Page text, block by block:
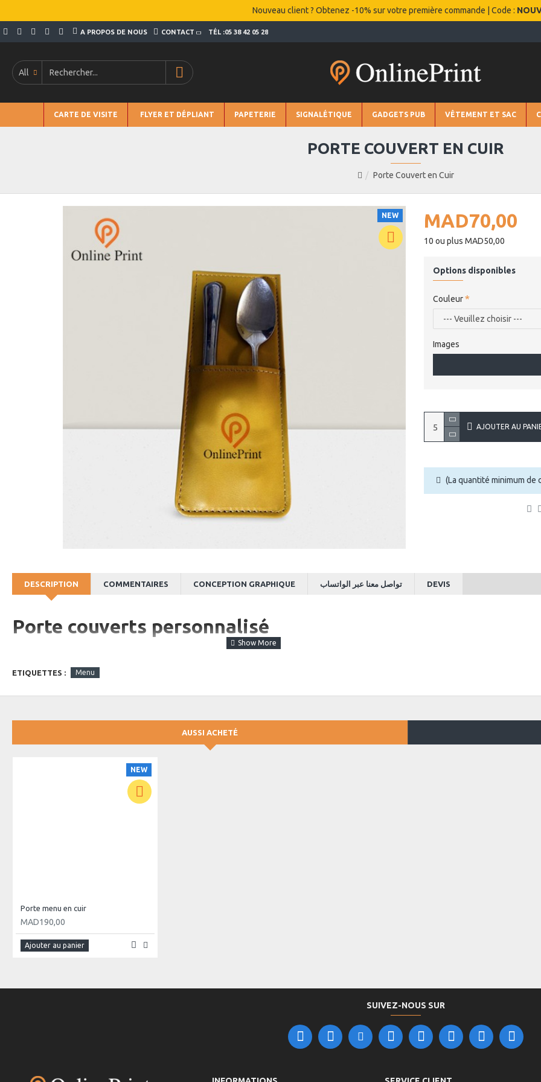
Nouveau client ? Obtenez -10% sur votre première commande | Code :
A PROPOS DE NOUS CONTACT TÉL :05 38 42 05 28
All
CARTE DE VISITE FLYER ET DÉPLIANT PAPETERIE SIGNALÉTIQUE GADGETS PUB VÊTEMENT ET SAC
Porte Couvert en Cuir
PORTE COUVERT EN CUIR
NEW MAD70,00
10 ou plus MAD50,00
Options disponibles
Couleur
Images
AJOUTER AU
(La quantité minimum de
DESCRIPTION COMMENTAIRES CONCEPTION GRAPHIQUE تواصل معنا عبر الواتساب DEVIS
Porte couverts personnalisé
ETIQUETTES : Menu
AUSSI ACHETÉ
NEW
Porte menu en cuir
MAD190,00
Ajouter au panier
SUIVEZ-NOUS SUR